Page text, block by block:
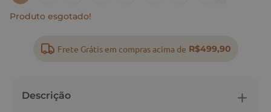
Produto esgotado!
Frete Grátis em compras acima de R$499,90
Descrição